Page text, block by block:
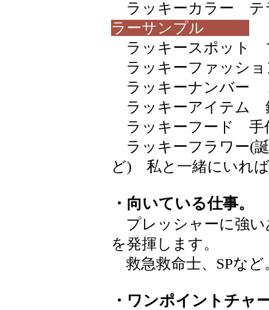
ラッキーカラー テ
ラーサンプル
ラッキースポット
ラッキーファッシ
ラッキーナンバー
ラッキーアイテム
ラッキーフード 手
ラッキーフラワー(
ど) 私と一緒に
・向いている仕事。
プレッシャーに強い
を発揮します。
救急救命士、SPなど
・ワンポイントチャ